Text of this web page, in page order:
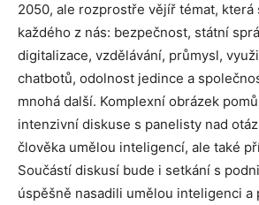
2050, ale rozprostře vějíř témat, která
každého z nás: bezpečnost, státní
digitalizace, vzdělávání, průmysl,
chatbotů, odolnost jedince a
mnohá další. Komplexní obrázek
intenzivní diskuse s panelisty nad
člověka umělou inteligencí, ale také
Součástí diskusí bude i setkání s
úspěšně nasadili umělou inteligenci a